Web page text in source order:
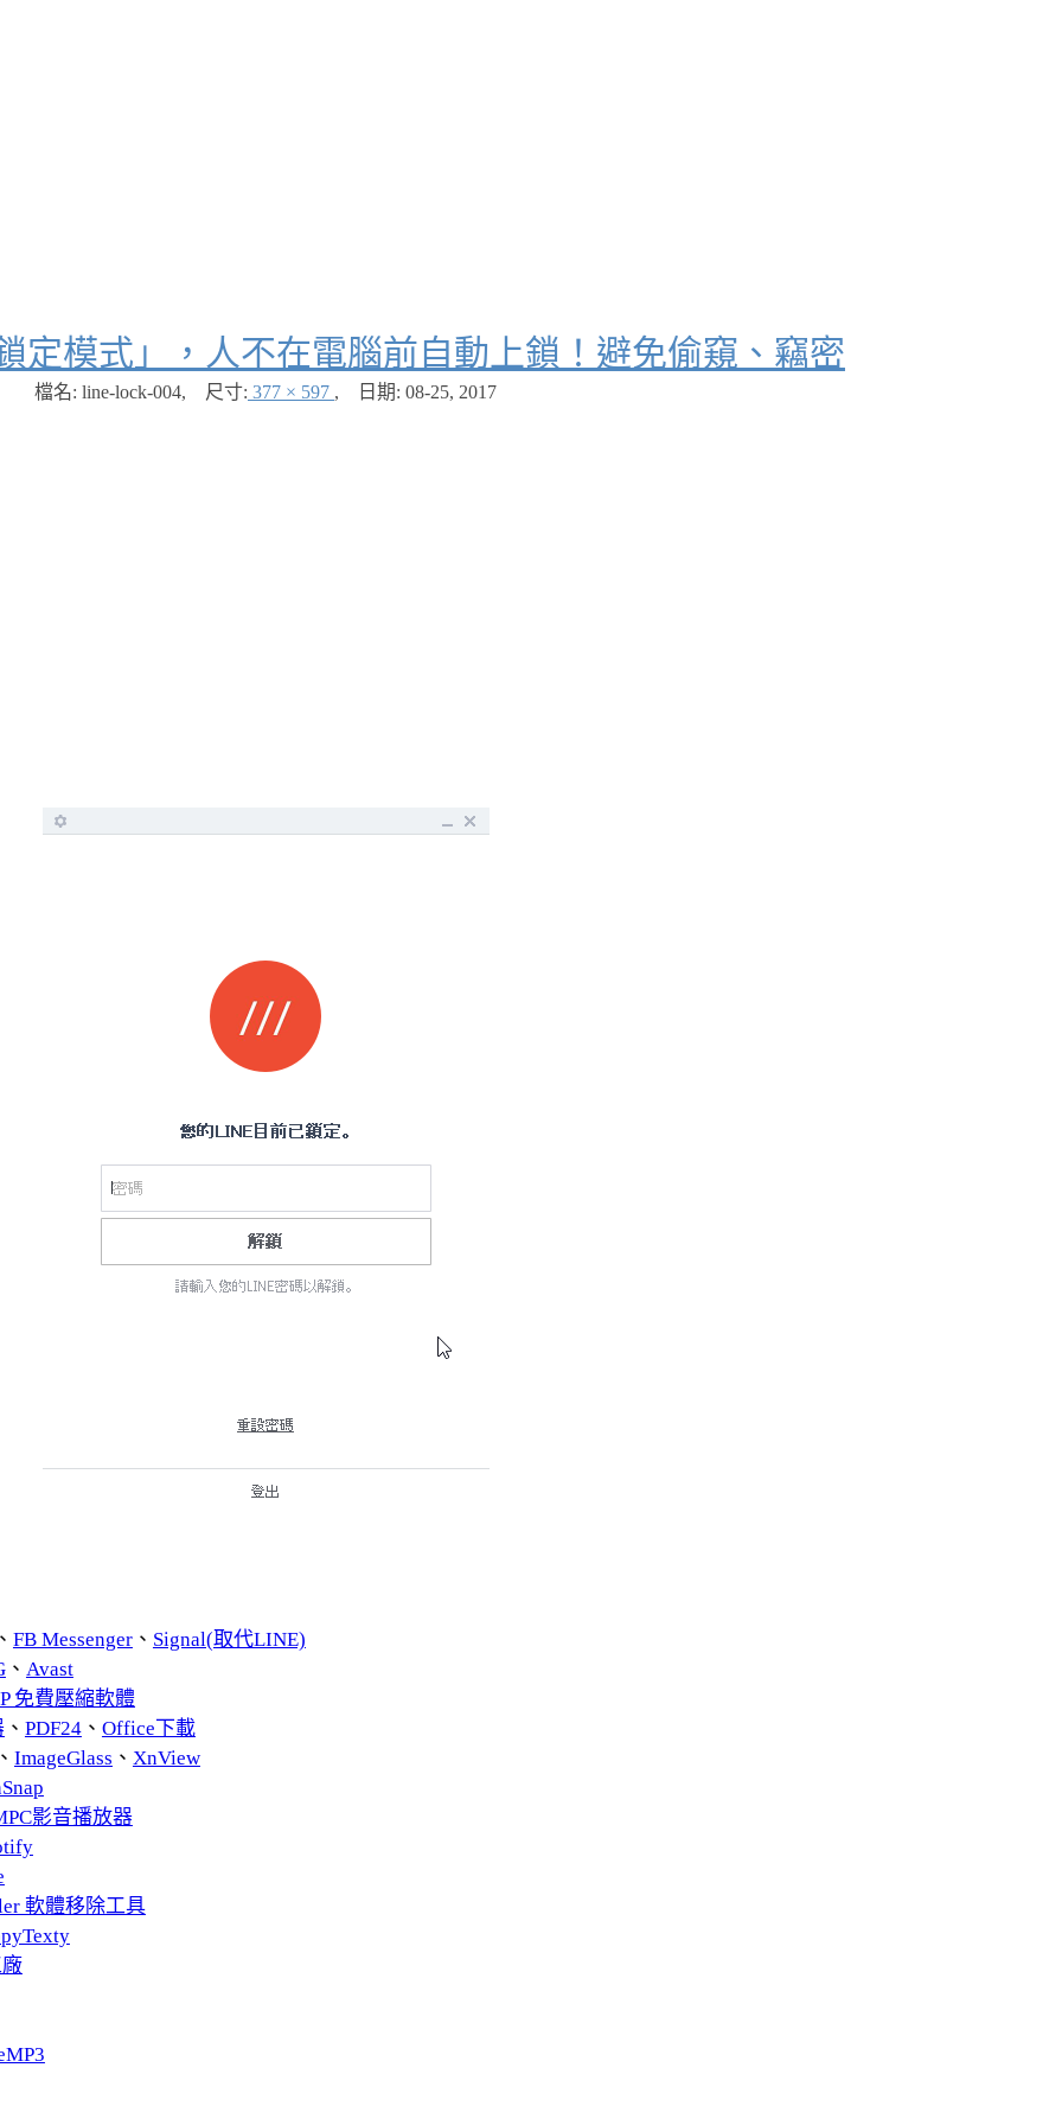
定模式」，人不在電腦前自動上鎖！避免偷窺、竊密
檔名: line-lock-004, 尺寸: 377 × 597 , 日期: 08-25, 2017
FB Messenger、 Signal(取代LINE)
、 Avast
免費壓縮軟體
、 PDF24、 Office下載
ImageGlass 、 XnView
影音播放器
軟體移除工具